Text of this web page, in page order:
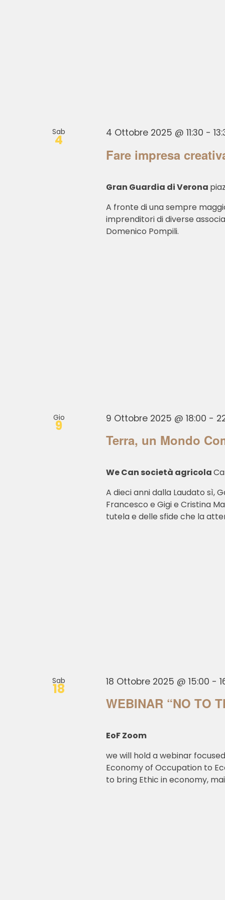
Sab
4
Fare impresa
4 Ottobre 2025 @ 11:30 -
Gran Guardia di Verona
A fronte di una sempre
imprenditori di diverse
Domenico Pompili.
Gio
9
Terra, un Mondo
9 Ottobre 2025 @ 18:00 -
We Can società agricola
A dieci anni dalla Laudato sì,
Francesco e Gigi e Cristina
tutela e delle sfide che la
Sab
18
WEBINAR “NO TO
18 Ottobre 2025 @ 15:00 -
EoF Zoom
we will hold a webinar
Economy of Occupation to
to bring Ethic in economy,